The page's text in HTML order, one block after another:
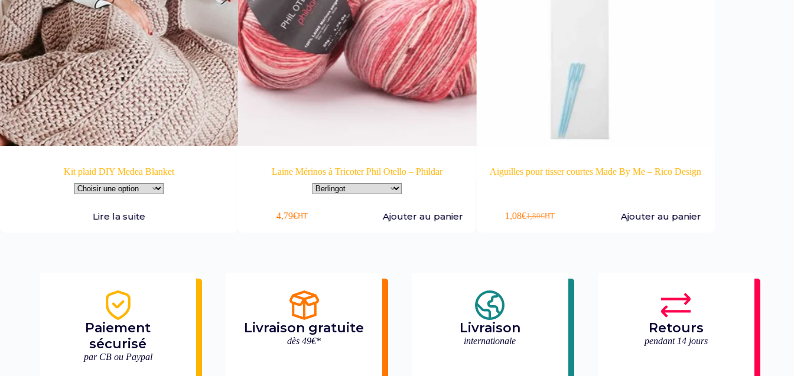
Kit plaid DIY Medea Blanket
Lire la suite
Laine Mérinos à Tricoter Phil Otello – Phildar
4,79€HT Ajouter au panier
Aiguilles pour tisser courtes Made By Me – Rico Design
1,80€
1,08€ HT Ajouter au panier
Paiement
sécurisé
par CB ou Paypal
Livraison gratuite
dès 49€*
Livraison
internationale
Retours
pendant 14 jours